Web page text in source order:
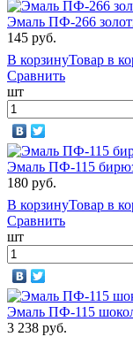
Эмаль ПФ-266
145 руб.
В корзинуТовар в
Сравнить
шт
Эмаль ПФ-115
180 руб.
В корзинуТовар в
Сравнить
шт
Эмаль ПФ-115
3 238 руб.